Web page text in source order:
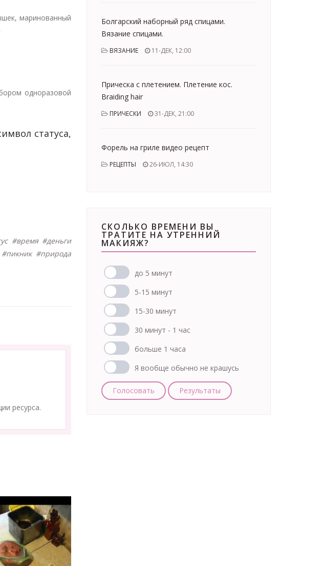
маринованный
одноразовой
статуса,
#время #деньги
#природа
ресурса.
Болгарский наборный ряд спицами.
Вязание спицами.
ВЯЗАНИЕ 11-ДЕК, 12:00
Прическа с плетением. Плетение кос.
Braiding hair
ПРИЧЕСКИ 31-ДЕК, 21:00
Форель на гриле видео рецепт
РЕЦЕПТЫ 26-ИЮЛ, 14:30
СКОЛЬКО ВРЕМЕНИ ВЫ
ТРАТИТЕ НА УТРЕННИЙ
МАКИЯЖ?
до 5 минут
5-15 минут
15-30 минут
30 минут - 1 час
больше 1 часа
Я вообще обычно не крашусь
Голосовать Результаты